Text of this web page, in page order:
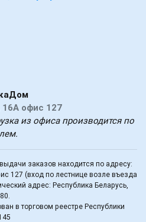
офис 127
из офиса производится по
заказов находится по адресу:
127 (вход по лестнице возле въезда
адрес: Республика Беларусь,
в торговом реестре Республики